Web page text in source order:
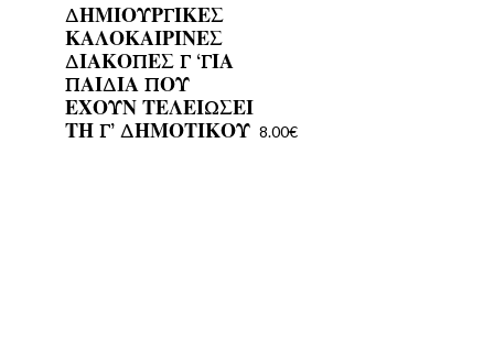
ΔΗΜΙΟΥΡΓΙΚΕΣ
ΚΑΛΟΚΑΙΡΙΝΕΣ
ΔΙΑΚΟΠΕΣ Γ ‘ΓΙΑ
ΠΑΙΔΙΑ ΠΟΥ
ΕΧΟΥΝ ΤΕΛΕΙΩΣΕΙ
ΤΗ Γ’ ΔΗΜΟΤΙΚΟΥ 8.00€